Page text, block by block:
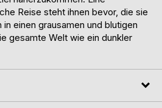
Reise steht ihnen bevor, die sie
einen grausamen und blutigen
gesamte Welt wie ein dunkler